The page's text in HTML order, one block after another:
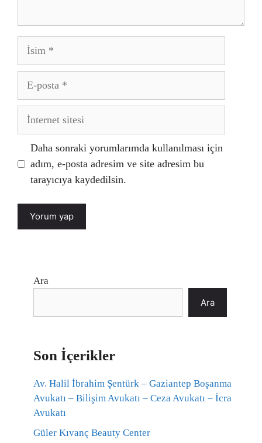
İsim
posta
İnternet
Daha sonraki yorumlarımda kullanılması için
adım, e-posta adresim ve site adresim bu
tarayıcıya kaydedilsin.
Ara
Ara
Son İçerikler
Av. Halil İbrahim Şentürk – Gaziantep Boşanma
Avukatı – Bilişim Avukatı – Ceza Avukatı – İcra
Avukatı
Güler Kıvanç Beauty Center